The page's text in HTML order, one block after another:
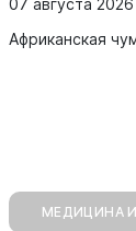
Африканская
МЕДИЦИНА